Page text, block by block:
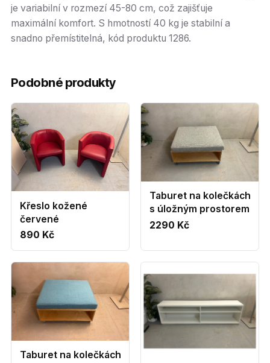
je variabilní v rozmezí 45-80 cm, což zajišťuje
maximální komfort. S hmotností 40 kg je stabilní a
snadno přemístitelná, kód produktu 1286.
Podobné produkty
Křeslo kožené
červené
890 Kč
Taburet na kolečkách
s úložným prostorem
2290 Kč
Taburet na kolečkách